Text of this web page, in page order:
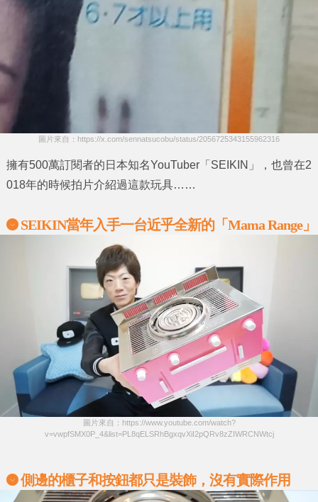
圖片來自：https://x.com/sennatsucobu/status/2056725343155962316
擁有500萬訂閱者的日本知名YouTuber 「SEIKIN」
，也曾在2
018年的時候拍片介紹過這款玩具……
SEIKIN當年入手一台近乎全新的「Mama Range」
圖片來自：https://www.youtube.com/watch?
v=vwpfSMX0P_4&list=PL8qELSRhBgxqvXiI2pQRv8zZIWRCNWtcj
側邊的櫃子和按鈕都只是裝飾，沒有實際作用